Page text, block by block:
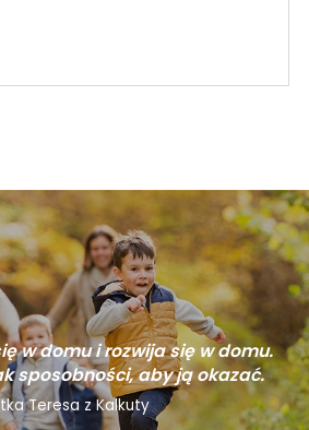
w domu i rozwija się w domu.
sposobności, aby ją okazać.
Teresa z Kalkuty